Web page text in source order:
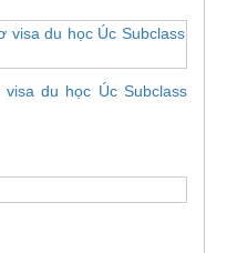
du học Úc Subclass